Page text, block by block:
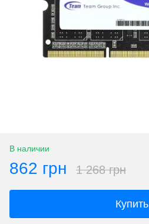
В наличии
862 грн 1 268 грн
Купить